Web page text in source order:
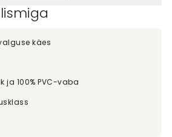
käes
ja 100% PVC-vaba